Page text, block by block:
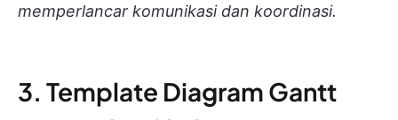
memperlancar komunikasi dan koordinasi.
3. Template Diagram Gantt